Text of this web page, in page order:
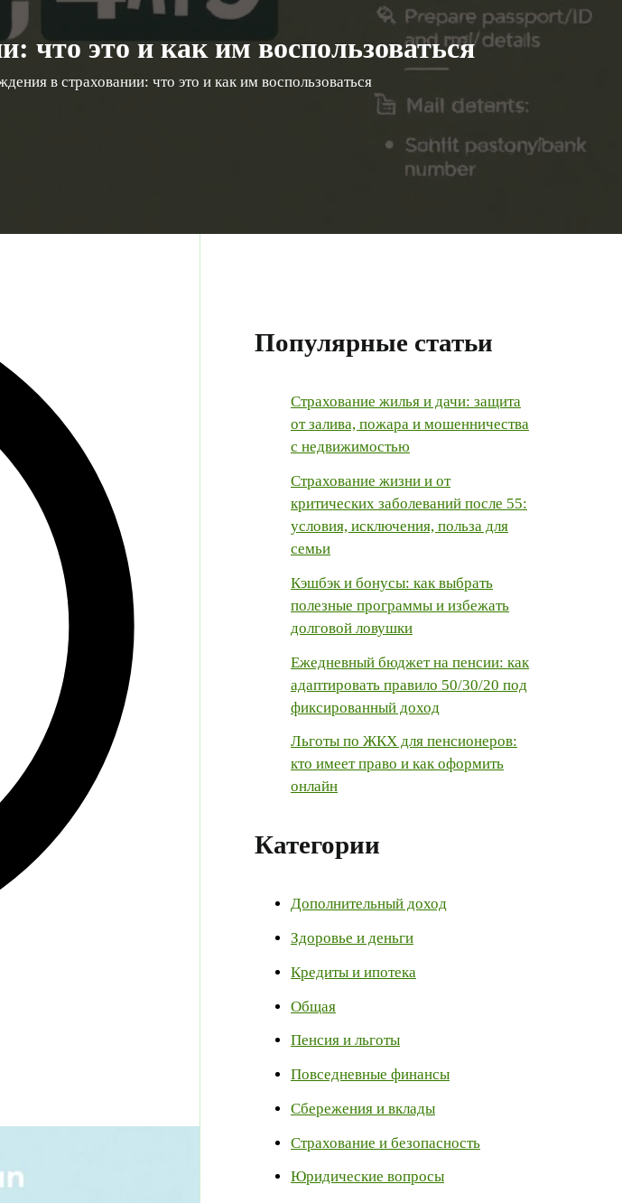
что это и как им воспользоваться
в страховании: что это и как им воспользоваться
Популярные статьи
Страхование жилья и дачи: защита
от залива, пожара и мошенничества
с недвижимостью
Страхование жизни и от
критических заболеваний после 55:
условия, исключения, польза для
семьи
Кэшбэк и бонусы: как выбрать
полезные программы и избежать
долговой ловушки
Ежедневный бюджет на пенсии: как
адаптировать правило 50/30/20 под
фиксированный доход
Льготы по ЖКХ для пенсионеров:
кто имеет право и как оформить
онлайн
Категории
Дополнительный доход
Здоровье и деньги
Кредиты и ипотека
Общая
Пенсия и льготы
Повседневные финансы
Сбережения и вклады
Страхование и безопасность
Юридические вопросы